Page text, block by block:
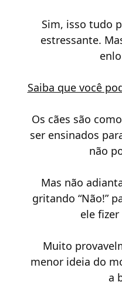
Sim, isso tudo
estressante.
Saiba que você
Os cães são
ser ensinados
não
Mas não
gritando “Não!”
ele
Muito
menor ideia do
a